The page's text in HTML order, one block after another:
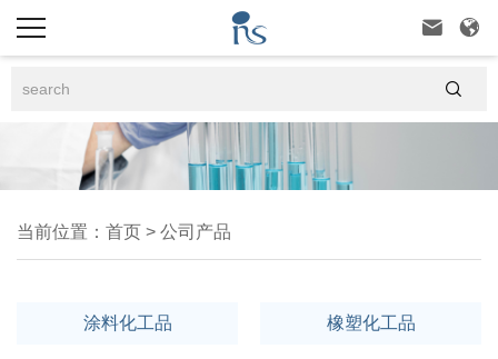
 

当前位置： 首页 > 公司产品
涂料化工品 橡塑化工品